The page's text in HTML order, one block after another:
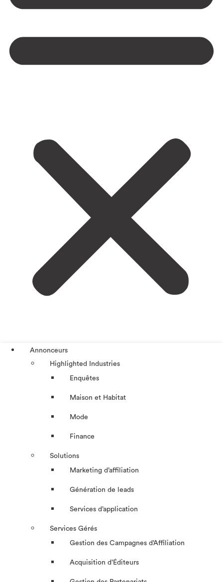
Annonceurs
Highlighted Industries
Enquêtes
Maison et Habitat
Mode
Finance
Solutions
Marketing d’affiliation
Génération de leads
Services d’application
Services Gérés
Gestion des Campagnes d’Affiliation​
Acquisition d’Éditeurs